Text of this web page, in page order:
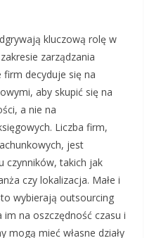
kluczową rolę w
zarządzania
firm decyduje się na
aby skupić się na
a nie na
Liczba firm,
jest
czynników, takich jak
czy lokalizacja. Małe i
wybierają outsourcing
im na oszczędność czasu i
mogą mieć własne działy